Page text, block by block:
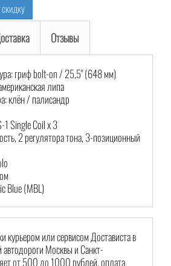
Отзывы
гриф bolt-on / 25,5" (648 мм)
липа
клён / палисандр
1 Single Coil x 3
2 регулятора тона, 3-позиционный
Blue (MBL)
курьером или сервисом Достависта в
автодороги Москвы и Санкт-
от 500 до 1000 рублей, оплата